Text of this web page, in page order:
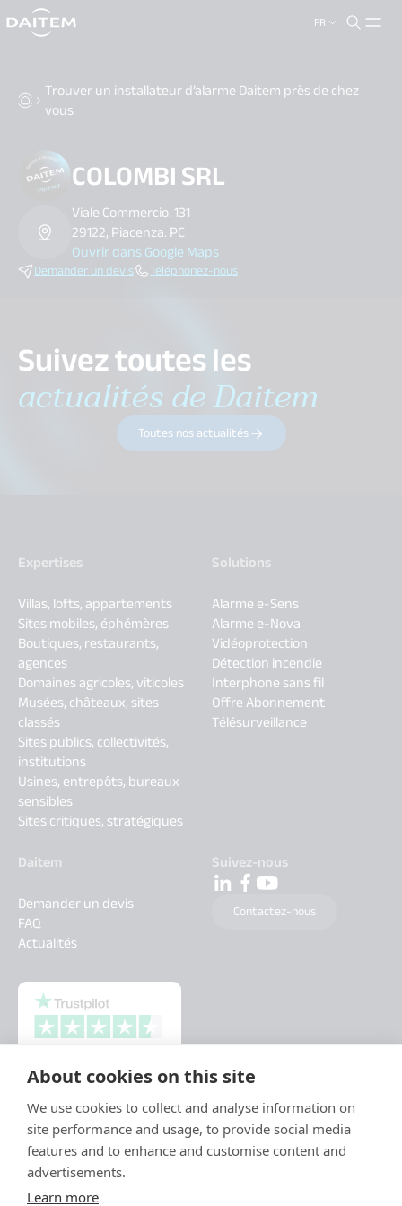
About cookies on this site
We use cookies to collect and analyse information on
site performance and usage, to provide social media
features and to enhance and customise content and
advertisements.
Learn more
FR
search.label
Trouver un installateur d’alarme Daitem près de chez
vous
COLOMBI SRL
Viale Commercio. 131
29122, Piacenza. PC
Ouvrir dans Google Maps
Demander un devis Téléphonez-nous
Suivez toutes les
actualités de Daitem
Toutes nos actualités
Expertises
Villas, lofts, appartements
Sites mobiles, éphémères
Boutiques, restaurants,
agences
Domaines agricoles, viticoles
Musées, châteaux, sites
classés
Sites publics, collectivités,
institutions
Usines, entrepôts, bureaux
sensibles
Sites critiques, stratégiques
Solutions
Alarme e-Sens
Alarme e-Nova
Vidéoprotection
Détection incendie
Interphone sans fil
Offre Abonnement
Télésurveillance
Daitem
Demander un devis
FAQ
Actualités
Suivez-nous
Contactez-nous